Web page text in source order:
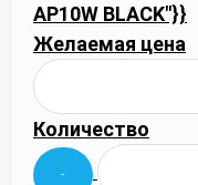
AP10W BLACK"}}
Желаемая цена
Количество